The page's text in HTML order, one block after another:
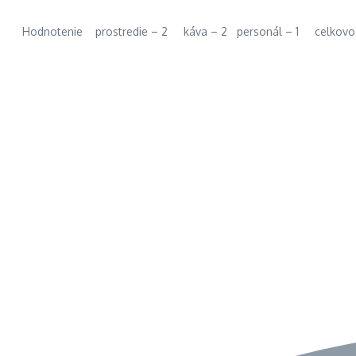
Hodnotenie prostredie – 2 káva – 2 personál – 1 celkovo